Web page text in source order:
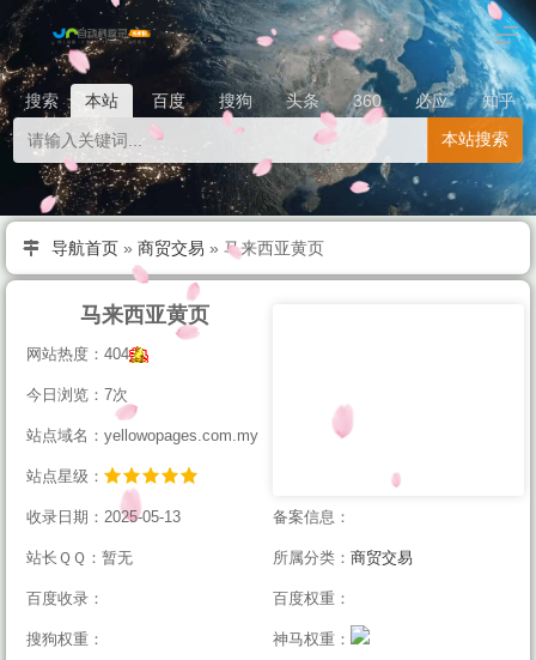
搜索 本站 百度 搜狗 头条 360 必应
知乎
本站搜索
导航首页 » 商贸交易 » 马来西亚黄页
马来西亚黄页
网站热度：404
今日浏览：7次
站点域名：yellowopages.com.my
站点星级：
收录日期：2025-05-13 备案信息：
站长ＱＱ：暂无 所属分类： 商贸交易
百度收录： 百度权重：
搜狗权重： 神马权重：